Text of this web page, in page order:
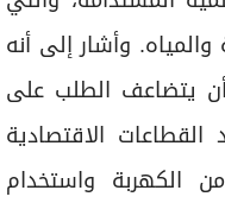
وأشار إلى أنه
أن يتضاعف الطلب على
الاقتصادية
الكهربة واستخدام